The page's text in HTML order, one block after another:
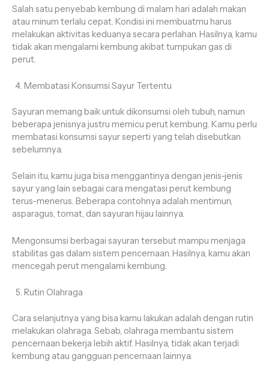
Salah satu penyebab kembung di malam hari adalah makan
atau minum terlalu cepat. Kondisi ini membuatmu harus
melakukan aktivitas keduanya secara perlahan. Hasilnya, kamu
tidak akan mengalami kembung akibat tumpukan gas di
perut.
Membatasi Konsumsi Sayur Tertentu
Sayuran memang baik untuk dikonsumsi oleh tubuh, namun
beberapa jenisnya justru memicu perut kembung. Kamu perlu
membatasi konsumsi sayur seperti yang telah disebutkan
sebelumnya.
Selain itu, kamu juga bisa menggantinya dengan jenis-jenis
sayur yang lain sebagai cara mengatasi perut kembung
terus-menerus. Beberapa contohnya adalah mentimun,
asparagus, tomat, dan sayuran hijau lainnya.
Mengonsumsi berbagai sayuran tersebut mampu menjaga
stabilitas gas dalam sistem pencernaan. Hasilnya, kamu akan
mencegah perut mengalami kembung.
Rutin Olahraga
Cara selanjutnya yang bisa kamu lakukan adalah dengan rutin
melakukan olahraga. Sebab, olahraga membantu sistem
pencernaan bekerja lebih aktif. Hasilnya, tidak akan terjadi
kembung atau gangguan pencernaan lainnya.